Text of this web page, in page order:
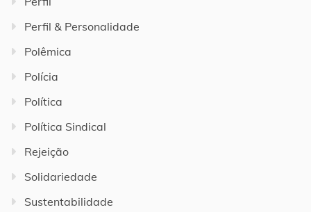
Perfil & Personalidade
Polêmica
Polícia
Política
Política Sindical
Rejeição
Solidariedade
Sustentabilidade